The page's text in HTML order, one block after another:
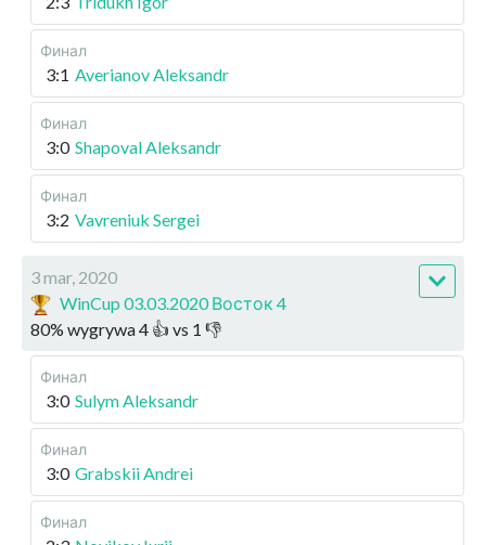
Финал
3:1 Averianov Aleksandr
Финал
3:0 Shapoval Aleksandr
Финал
3:2 Vavreniuk Sergei
3 mar, 2020
WinCup 03.03.2020 Восток 4
80% wygrywa4 👍 vs 1 👎
Финал
3:0 Sulym Aleksandr
Финал
3:0 Grabskii Andrei
Финал